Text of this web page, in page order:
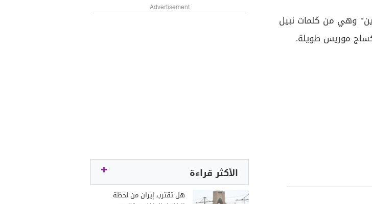
وهي من كلمات نبيل
موريس طويلة.
Advertisement
الأكثر قراءة
هل تقترب إيران من لحظة